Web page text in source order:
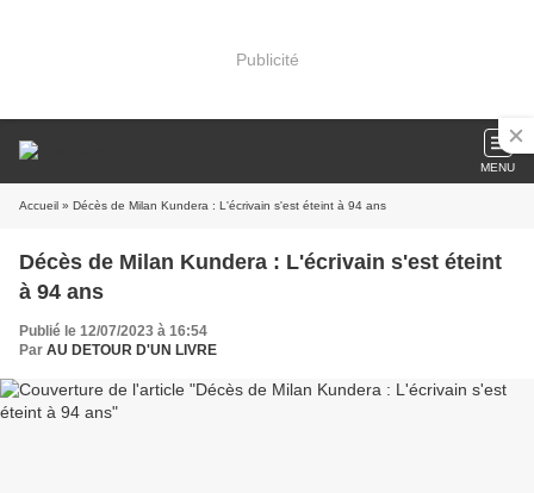
Publicité
MENU
Accueil » Décès de Milan Kundera : L'écrivain s'est éteint à 94 ans
Décès de Milan Kundera : L'écrivain s'est éteint
à 94 ans
Publié le 12/07/2023 à 16:54
Par AU DETOUR D'UN LIVRE